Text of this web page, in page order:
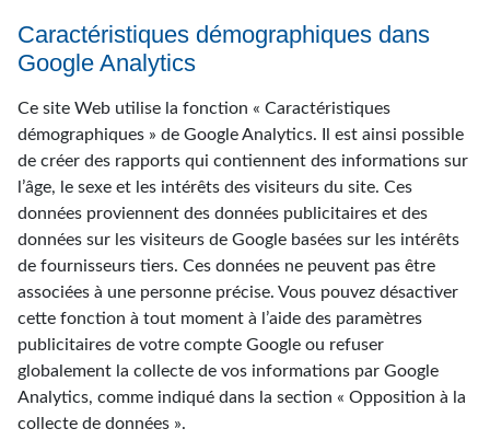
Caractéristiques démographiques dans
Google Analytics
Ce site Web utilise la fonction « Caractéristiques
démographiques » de Google Analytics. Il est ainsi possible
de créer des rapports qui contiennent des informations sur
l’âge, le sexe et les intérêts des visiteurs du site. Ces
données proviennent des données publicitaires et des
données sur les visiteurs de Google basées sur les intérêts
de fournisseurs tiers. Ces données ne peuvent pas être
associées à une personne précise. Vous pouvez désactiver
cette fonction à tout moment à l’aide des paramètres
publicitaires de votre compte Google ou refuser
globalement la collecte de vos informations par Google
Analytics, comme indiqué dans la section « Opposition à la
collecte de données ».